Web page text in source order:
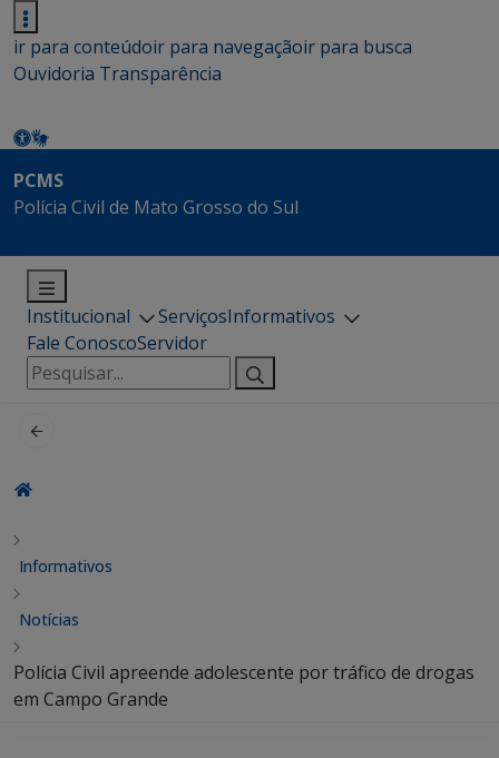
ir para conteúdoir para navegaçãoir para busca
Ouvidoria Transparência
PCMS
Polícia Civil de Mato Grosso do Sul
Institucional ServiçosInformativos
Fale ConoscoServidor
Pesquisar
por:
Informativos
Notícias
Polícia Civil apreende adolescente por tráfico de drogas
em Campo Grande